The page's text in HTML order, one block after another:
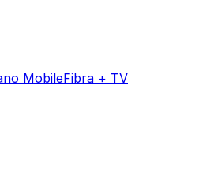
MobileFibra + TV